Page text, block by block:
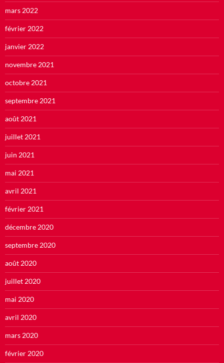
mars 2022
février 2022
janvier 2022
novembre 2021
octobre 2021
septembre 2021
août 2021
juillet 2021
juin 2021
mai 2021
avril 2021
février 2021
décembre 2020
septembre 2020
août 2020
juillet 2020
mai 2020
avril 2020
mars 2020
février 2020